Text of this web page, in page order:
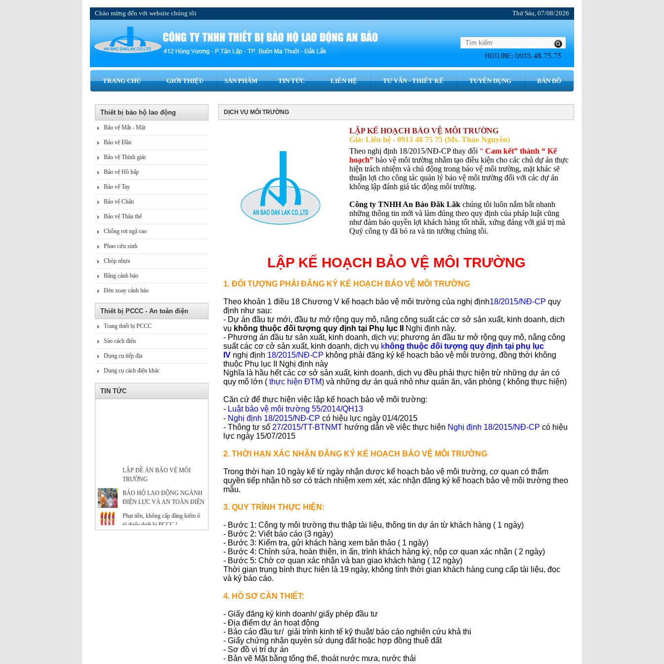
Chào mừng đến với website chúng tôi Thứ Sáu, 07/08/2026
TRANG CHỦ GIỚI THIỆU SẢN PHẨM TIN TỨC LIÊN HỆ TƯ VẤN - THIẾT KẾ TUYỂN DỤNG BẢN ĐỒ
Thiết bị bảo hộ lao động
Bảo vệ Mắt - Mặt
Bảo vệ Đầu
Bảo vệ Thính giác
Bảo vệ Hô hấp
Bảo vệ Tay
Bảo vệ Chân
Bảo vệ Thân thể
Chống rơi ngã cao
Phao cứu sinh
Chóp nhựa
Băng cảnh báo
Đèn xoay cảnh báo
Thiết bị PCCC - An toàn điện
Trang thiết bị PCCC
Sào cách điện
Dụng cụ tiếp địa
Dụng cụ cách điện khác
TIN TỨC
LẬP ĐỀ ÁN BẢO VỆ MÔI
TRƯỜNG
BẢO HỘ LAO ĐỘNG NGÀNH
ĐIỆN LỰC VÀ AN TOÀN ĐIỆN
Phạt tiền, không cấp đăng kiểm ô
tô thiếu thiết bị PCCC !
DỊCH VỤ MÔI TRƯỜNG
LẬP KẾ HOẠCH BẢO VỆ MÔI TRƯỜNG
Giá: Liên hệ - 0913 48 75 75 (Ms. Thảo Nguyên)
Theo nghị định 18/2015/NĐ-CP thay đổi “ Cam kết” thành “ Kế
hoạch” bảo vệ môi trường nhằm tạo điều kiện cho các chủ dự án thực
hiện trách nhiệm và chủ động trong bảo vệ môi trường, mặt khác sẽ
thuận lợi cho công tác quản lý bảo vệ môi trường đối với các dự án
không lập đánh giá tác động môi trường.
Công ty TNHH An Bảo Đăk Lăk chúng tôi luôn nắm bắt nhanh
những thông tin mới và làm đúng theo quy định của pháp luật cũng
như đảm bảo quyền lợi khách hàng tốt nhất, xứng đáng với giá trị mà
Quý công ty đã bỏ ra và tin tưởng chúng tôi.
LẬP KẾ HOẠCH BẢO VỆ MÔI TRƯỜNG
1. ĐỐI TƯỢNG PHẢI ĐĂNG KÝ KẾ HOẠCH BẢO VỆ MÔI TRƯỜNG
Theo khoản 1 điều 18 Chương V kế hoạch bảo vệ môi trường của nghị định18/2015/NĐ-CP quy
định như sau:
- Dự án đầu tư mới, đầu tư mở rộng quy mô, nâng công suất các cơ sở sản xuất, kinh doanh, dịch
vụ không thuộc đối tượng quy định tại Phụ lục II
Nghị định này.
- Phương án đầu tư sản xuất, kinh doanh, dịch vụ; phương án đầu tư mở rộng quy mô, nâng công
suất các cơ cở sản xuất, kinh doanh, dịch vụ không thuộc đối tượng quy định tại phụ lục
IV nghị định 18/2015/NĐ-CP không phải đăng ký kế hoạch bảo vệ môi trường, đồng thời không
thuộc Phụ lục II Nghị định này
Nghĩa là hầu hết các cơ sở sản xuất, kinh doanh, dịch vụ đều phải thực hiện trừ những dự án có
quy mô lớn ( thực hiện ĐTM) và những dự án quá nhỏ như quán ăn, văn phòng ( không thực hiện)
Căn cứ để thực hiện việc lập kế hoạch bảo vệ môi trường:
- Luật bảo vệ môi trường 55/2014/QH13
- Nghị định 18/2015/NĐ-CP có hiệu lực ngày 01/4/2015
- Thông tư số 27/2015/TT-BTNMT hướng dẫn về việc thực hiện Nghị định 18/2015/NĐ-CP có hiệu
lực ngày 15/07/2015
2. THỜI HẠN XÁC NHẬN ĐĂNG KÝ KẾ HOẠCH BẢO VỆ MÔI TRƯỜNG
Trong thời hạn 10 ngày kể từ ngày nhận dược kế hoạch bảo vệ môi trường, cơ quan có thẩm
quyền tiếp nhận hồ sơ có trách nhiệm xem xét, xác nhận đăng ký kế hoạch bảo vệ môi trường theo
mẫu.
3. QUY TRÌNH THỰC HIỆN:
- Bước 1: Công ty môi trường thu thập tài liệu, thông tin dự án từ khách hàng ( 1 ngày)
- Bước 2: Viết báo cáo (3 ngày)
- Bước 3: Kiểm tra, gửi khách hàng xem bản thảo ( 1 ngày)
- Bước 4: Chỉnh sửa, hoàn thiện, in ấn, trình khách hàng ký, nộp cơ quan xác nhận ( 2 ngày)
- Bước 5: Chờ cơ quan xác nhận và ban giao khách hàng ( 12 ngày)
Thời gian trung bình thực hiện là 19 ngày, không tính thời gian khách hàng cung cấp tài liệu, đọc
và ký báo cáo.
4. HỒ SƠ CẦN THIỂT:
- Giấy đăng ký kinh doanh/ giấy phép đầu tư
- Địa điểm dự án hoạt động
- Báo cáo đầu tư/ giải trình kinh tế kỹ thuật/ báo cáo nghiên cứu khả thi
- Giấy chứng nhận quyèn sử dụng đất hoặc hợp đồng thuê đất
- Sơ đồ vị trí dự án
- Bản vẽ Mặt bằng tổng thể, thoát nước mưa, nước thải